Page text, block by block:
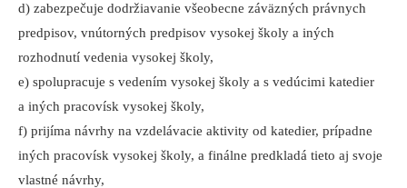
d) zabezpečuje dodržiavanie všeobecne záväzných právnych
predpisov, vnútorných predpisov vysokej školy a iných
rozhodnutí vedenia vysokej školy,
e) spolupracuje s vedením vysokej školy a s vedúcimi katedier
a iných pracovísk vysokej školy,
f) prijíma návrhy na vzdelávacie aktivity od katedier, prípadne
iných pracovísk vysokej školy, a finálne predkladá tieto aj svoje
vlastné návrhy,